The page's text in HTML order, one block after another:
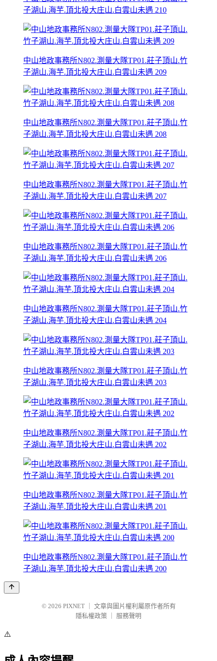
子湖山.海芋.頂北投大庄山.白雲山未遇 210
中山地政事務所N802.測量大隊TP01.莊子頂山.竹
子湖山.海芋.頂北投大庄山.白雲山未遇 209
中山地政事務所N802.測量大隊TP01.莊子頂山.竹
子湖山.海芋.頂北投大庄山.白雲山未遇 208
中山地政事務所N802.測量大隊TP01.莊子頂山.竹
子湖山.海芋.頂北投大庄山.白雲山未遇 207
中山地政事務所N802.測量大隊TP01.莊子頂山.竹
子湖山.海芋.頂北投大庄山.白雲山未遇 206
中山地政事務所N802.測量大隊TP01.莊子頂山.竹
子湖山.海芋.頂北投大庄山.白雲山未遇 204
中山地政事務所N802.測量大隊TP01.莊子頂山.竹
子湖山.海芋.頂北投大庄山.白雲山未遇 203
中山地政事務所N802.測量大隊TP01.莊子頂山.竹
子湖山.海芋.頂北投大庄山.白雲山未遇 202
中山地政事務所N802.測量大隊TP01.莊子頂山.竹
子湖山.海芋.頂北投大庄山.白雲山未遇 201
中山地政事務所N802.測量大隊TP01.莊子頂山.竹
子湖山.海芋.頂北投大庄山.白雲山未遇 200
© 2026 PIXNET
文章與圖片權利屬原作者所有
隱私權政策
服務聲明
⚠️